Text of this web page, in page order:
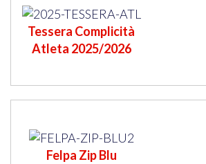
Tessera Complicità
Atleta 2025/2026
Felpa Zip Blu